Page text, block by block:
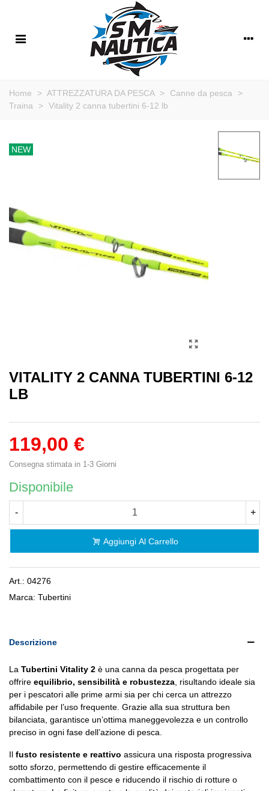
Home > ATTREZZATURA DA PESCA > Canne da pesca
>
Traina
> Vitality 2 canna tubertini 6-12 lb
NEW
VITALITY 2 CANNA TUBERTINI 6-12
LB
119,00 €
Consegna stimata in 1-3 Giorni
Disponibile
- +
Aggiungi Al Carrello
Art.: 04276
Marca: Tubertini
Descrizione
La Tubertini Vitality 2 è una canna da pesca progettata per
offrire equilibrio, sensibilità e robustezza , risultando ideale sia
per i pescatori alle prime armi sia per chi cerca un attrezzo
affidabile per l’uso frequente. Grazie alla sua struttura ben
bilanciata, garantisce un’ottima maneggevolezza e un controllo
preciso in ogni fase dell’azione di pesca.
Il fusto resistente e reattivo assicura una risposta progressiva
sotto sforzo, permettendo di gestire efficacemente il
combattimento con il pesce e riducendo il rischio di rotture o